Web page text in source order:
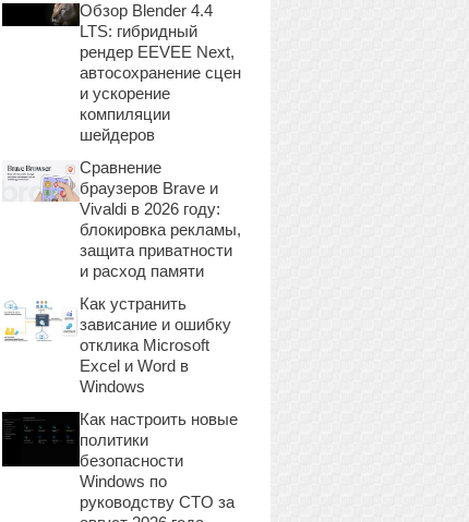
Обзор Blender 4.4
LTS: гибридный
рендер EEVEE Next,
автосохранение сцен
и ускорение
компиляции
шейдеров
Сравнение
браузеров Brave и
Vivaldi в 2026 году:
блокировка рекламы,
защита приватности
и расход памяти
Как устранить
зависание и ошибку
отклика Microsoft
Excel и Word в
Windows
Как настроить новые
политики
безопасности
Windows по
руководству CTO за